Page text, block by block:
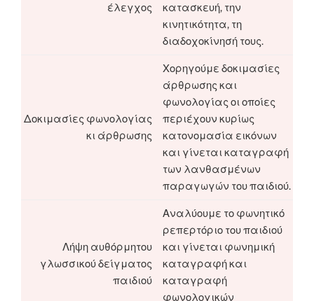
έλεγχος
κατασκευή, την
κινητικότητα, τη
διαδοχοκίνησή τους.
Δοκιμασίες φωνολογίας
κι άρθρωσης
Χορηγούμε δοκιμασίες
άρθρωσης και
φωνολογίας οι οποίες
περιέχουν κυρίως
κατονομασία εικόνων
και γίνεται καταγραφή
των λανθασμένων
παραγωγών του παιδιού.
Λήψη αυθόρμητου
γλωσσικού δείγματος
παιδιού
Αναλύουμε το φωνητικό
ρεπερτόριο του παιδιού
και γίνεται φωνημική
καταγραφή και
καταγραφή
φωνολογικών